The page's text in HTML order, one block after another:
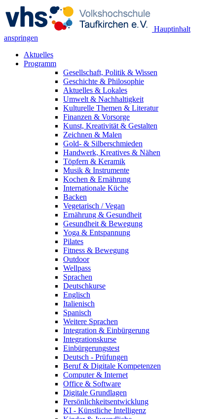
Hauptinhalt
anspringen
Aktuelles
Programm
Gesellschaft, Politik & Wissen
Geschichte & Philosophie
Aktuelles & Lokales
Umwelt & Nachhaltigkeit
Kulturelle Themen & Literatur
Finanzen & Vorsorge
Kunst, Kreativität & Gestalten
Zeichnen & Malen
Gold- & Silberschmieden
Handwerk, Kreatives & Nähen
Töpfern & Keramik
Musik & Instrumente
Kochen & Ernährung
Internationale Küche
Backen
Vegetarisch / Vegan
Ernährung & Gesundheit
Gesundheit & Bewegung
Yoga & Entspannung
Pilates
Fitness & Bewegung
Outdoor
Wellpass
Sprachen
Deutschkurse
Englisch
Italienisch
Spanisch
Weitere Sprachen
Integration & Einbürgerung
Integrationskurse
Einbürgerungstest
Deutsch - Prüfungen
Beruf & Digitale Kompetenzen
Computer & Internet
Office & Software
Digitale Grundlagen
Persönlichkeitsentwicklung
KI - Künstliche Intelligenz